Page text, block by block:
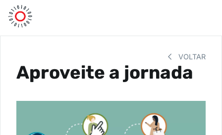
VOLTAR
Aproveite a jornada